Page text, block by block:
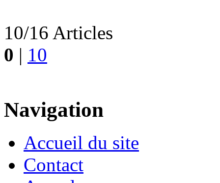
10/16 Articles
0 | 10
Navigation
Accueil du site
Contact